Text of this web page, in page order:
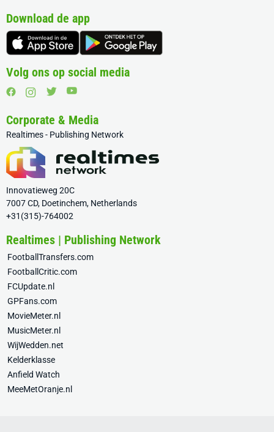
Download de app
Volg ons op social media
Corporate & Media
Realtimes - Publishing Network
Innovatieweg 20C
7007 CD, Doetinchem, Netherlands
+31(315)-764002
Realtimes | Publishing Network
FootballTransfers.com
FootballCritic.com
FCUpdate.nl
GPFans.com
MovieMeter.nl
MusicMeter.nl
WijWedden.net
Kelderklasse
Anfield Watch
MeeMetOranje.nl